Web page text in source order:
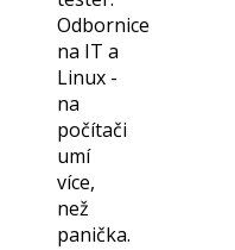
Odbornice
na IT a
Linux -
na
počítači
umí
více,
než
panička.